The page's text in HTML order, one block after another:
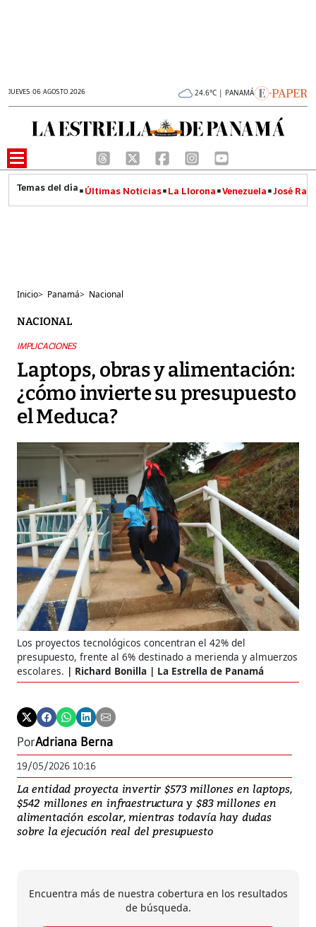
JUEVES 06 AGOSTO 2026 24.6°C | PANAMÁ
Últimas Noticias La Llorona Venezuela José
Inicio> Panamá> Nacional
NACIONAL
IMPLICACIONES
Laptops, obras y alimentación:
¿cómo invierte su presupuesto
el Meduca?
Los proyectos tecnológicos concentran el 42% del
presupuesto, frente al 6% destinado a merienda y almuerzos
escolares.
Richard Bonilla | La Estrella de Panamá
PorAdriana Berna
19/05/2026 10:16
La entidad proyecta invertir $573 millones en laptops,
$542 millones en infraestructura y $83 millones en
alimentación escolar, mientras todavía hay dudas
sobre la ejecución real del presupuesto
Encuentra más de nuestra cobertura en los resultados
de búsqueda.